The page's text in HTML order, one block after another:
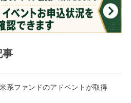
系ファンドのアドベントが取得